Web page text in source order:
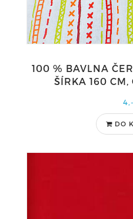
100 % BAVLNA
ŠÍRKA 160
DO